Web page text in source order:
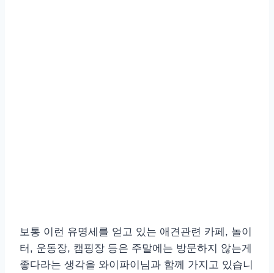
보통 이런 유명세를 얻고 있는 애견관련 카페, 놀이
터, 운동장, 캠핑장 등은 주말에는 방문하지 않는게
좋다라는 생각을 와이파이님과 함께 가지고 있습니